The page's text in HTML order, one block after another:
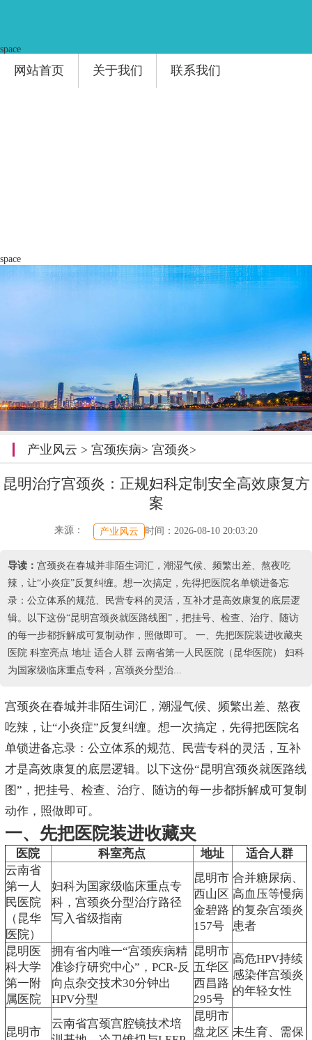
space
网站首页 关于我们 联系我们
space
产业风云 > 宫颈疾病> 宫颈炎>
昆明治疗宫颈炎：正规妇科定制安全高效康复方
案
来源： 产业风云 时间：2026-08-10 20:03:20
导读： 宫颈炎在春城并非陌生词汇，潮湿气候、频繁出差、熬夜吃
辣，让“小炎症”反复纠缠。想一次搞定，先得把医院名单锁进备忘
录：公立体系的规范、民营专科的灵活，互补才是高效康复的底层逻
辑。以下这份“昆明宫颈炎就医路线图”，把挂号、检查、治疗、随访
的每一步都拆解成可复制动作，照做即可。 一、先把医院装进收藏夹
医院 科室亮点 地址 适合人群 云南省第一人民医院（昆华医院） 妇科
为国家级临床重点专科，宫颈炎分型治...
宫颈炎在春城并非陌生词汇，潮湿气候、频繁出差、熬夜
吃辣，让“小炎症”反复纠缠。想一次搞定，先得把医院名
单锁进备忘录：公立体系的规范、民营专科的灵活，互补
才是高效康复的底层逻辑。以下这份“昆明宫颈炎就医路线
图”，把挂号、检查、治疗、随访的每一步都拆解成可复制
动作，照做即可。
一、先把医院装进收藏夹
医院 科室亮点 地址
适合人群
云南省
第一人
民医院
（昆华
医院）
妇科为国家级临床重点专
科，宫颈炎分型治疗路径
写入省级指南
昆明市
西山区
金碧路
157号
合并糖尿病、
高血压等慢病
的复杂宫颈炎
患者
昆明医
科大学
第一附
属医院
拥有省内唯一“宫颈疾病精
准诊疗研究中心”，PCR-反
向点杂交技术30分钟出
HPV分型
昆明市
五华区
西昌路
295号
高危HPV持续
感染伴宫颈炎
的年轻女性
昆明市
云南省宫颈宫腔镜技术培
昆明市
盘龙区 未生育、需保